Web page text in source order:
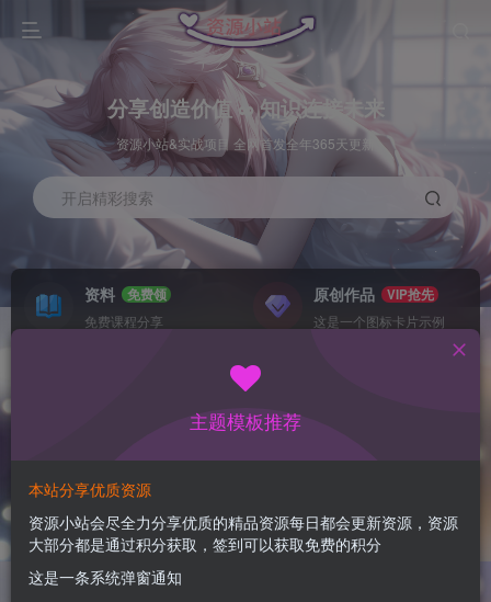
分享创造价值 ∞ 知识连接未来
资源小站&实战项目 全网首发全年365天更新
开启精彩搜索
资料
免费领
免费课程分享
原创作品
VIP抢先
这是一个图标卡片示例
视频号带货最新5.0玩法，当天起号，3分钟一条作
品，轻松日入多张
1年前更新
主题模板推荐
本站分享优质资源
资源小站会尽全力分享优质的精品资源每日都会更新资源，资源
大部分都是通过积分获取，签到可以获取免费的积分
这是一条系统弹窗通知